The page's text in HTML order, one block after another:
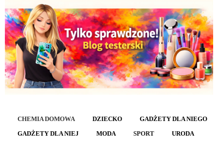
CHEMIA DOMOWA DZIECKO
GADŻETY DLA NIEGO
GADŻETY DLA NIEJ
MODA SPORT
URODA